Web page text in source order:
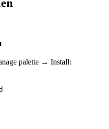
palette → Install: